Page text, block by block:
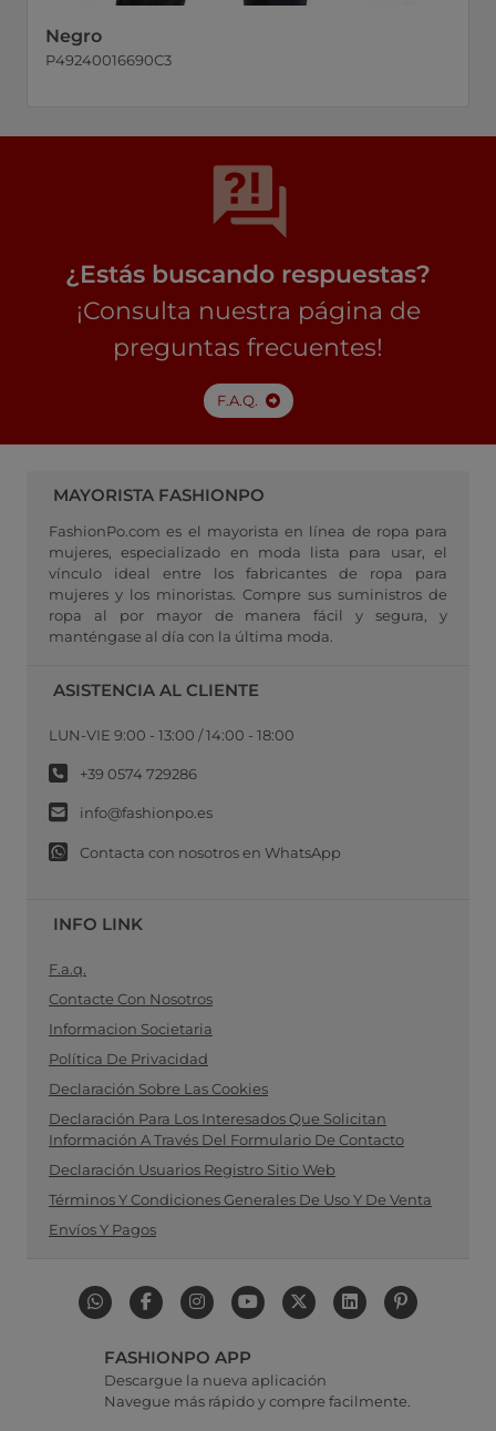
Negro
P49240016690C3
¿Estás buscando respuestas?
¡Consulta nuestra página de
preguntas frecuentes!
F.A.Q.
MAYORISTA FASHIONPO
FashionPo.com es el mayorista en línea de ropa para
mujeres, especializado en moda lista para usar, el
vínculo ideal entre los fabricantes de ropa para
mujeres y los minoristas. Compre sus suministros de
ropa al por mayor de manera fácil y segura, y
manténgase al día con la última moda.
ASISTENCIA AL CLIENTE
LUN-VIE 9:00 - 13:00 / 14:00 - 18:00
+39 0574 729286
info@fashionpo.es
Contacta con nosotros en WhatsApp
INFO LINK
F.a.q.
Contacte Con Nosotros
Informacion Societaria
Política De Privacidad
Declaración Sobre Las Cookies
Declaración Para Los Interesados Que Solicitan
Información A Través Del Formulario De Contacto
Declaración Usuarios Registro Sitio Web
Términos Y Condiciones Generales De Uso Y De Venta
Envíos Y Pagos
FASHIONPO APP
Descargue la nueva aplicación
Navegue más rápido y compre facilmente.